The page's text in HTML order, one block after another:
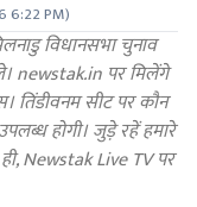
6:22 PM)
विधानसभा चुनाव
newstak.in पर मिलेंगे
तिंडीवनम सीट पर कौन
होगी। जुड़े रहें हमारे
Newstak Live TV पर